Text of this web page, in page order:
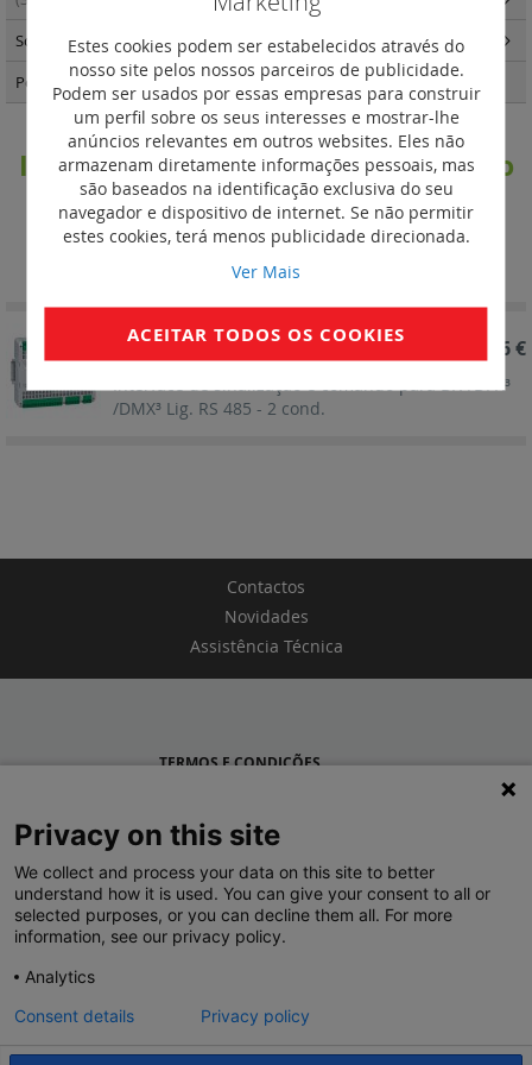
Interfaces de sinalização e comando
para DX3 / DPX3 / DMX3
Ordenar por
Definir
REF. 026136
Interface de sinalização e comando para DX³/DPX³
/DMX³ Lig. RS 485 - 2 cond.
523,26 €
Soluções Fotovoltaicas(55)
Postos de carregamento Green'up Home(9)
Contactos
Novidades
Assistência Técnica
Estes cookies podem ser estabelecidos através do
nosso site pelos nossos parceiros de publicidade.
Podem ser usados por essas empresas para construir
um perfil sobre os seus interesses e mostrar-lhe
anúncios relevantes em outros websites. Eles não
armazenam diretamente informações pessoais, mas
são baseados na identificação exclusiva do seu
navegador e dispositivo de internet. Se não permitir
estes cookies, terá menos publicidade direcionada.
Ver Mais
ACEITAR TODOS OS COOKIES
TERMOS E CONDIÇÕES
LEGRAND PORTUGAL
GRUPO LEGRAND NO MUNDO
Privacy on this site
We collect and process your data on this site to better
understand how it is used. You can give your consent to all or
selected purposes, or you can decline them all. For more
information, see our privacy policy.
Analytics
Consent details Privacy policy